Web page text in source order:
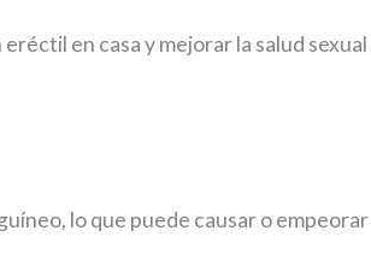
en casa y mejorar la salud
lo que puede causar o